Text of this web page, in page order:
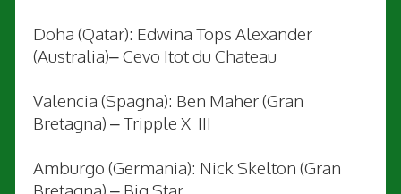
Doha (Qatar): Edwina Tops Alexander
(Australia)– Cevo Itot du Chateau
Valencia (Spagna): Ben Maher (Gran
Bretagna) – Tripple X III
Amburgo (Germania): Nick Skelton (Gran
Bretagna) – Big Star